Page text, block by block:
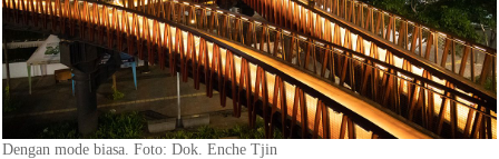
Dengan mode biasa. Foto: Dok. Enche Tjin